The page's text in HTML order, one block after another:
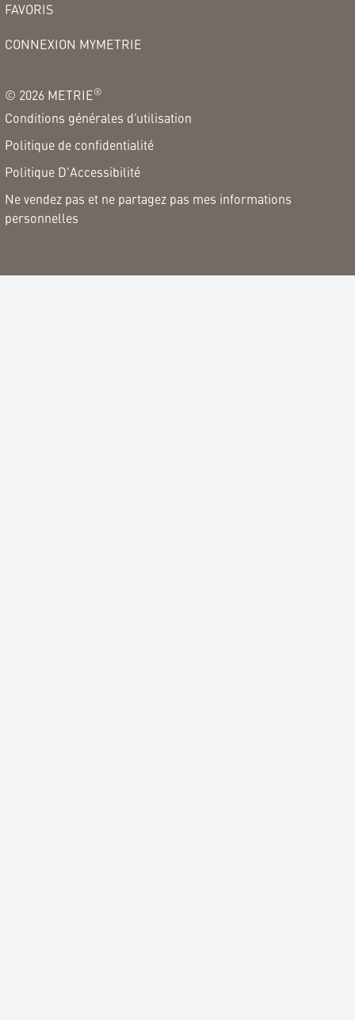
FAVORIS
CONNEXION MYMETRIE
© 2026 METRIE®
Conditions générales d’utilisation
Politique de confidentialité
Politique D'Accessibilité
Ne vendez pas et ne partagez pas mes informations
personnelles